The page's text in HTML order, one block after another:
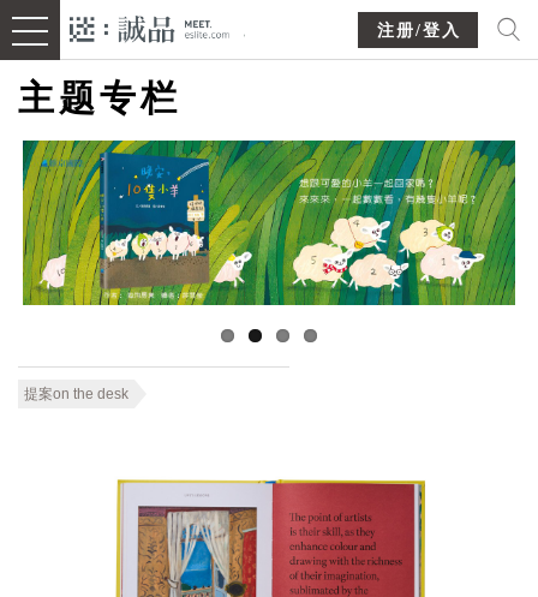
注册/登入
主题专栏
提案on the desk